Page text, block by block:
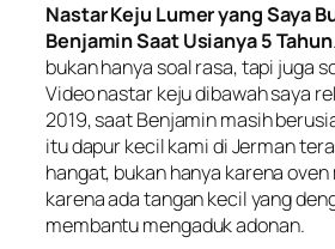
Nastar Keju Lumer yang Saya
Benjamin Saat Usianya 5 Tahun
bukan hanya soal rasa, tapi juga
Video nastar keju dibawah saya
2019, saat Benjamin masih
itu dapur kecil kami di Jerman
hangat, bukan hanya karena
karena ada tangan kecil yang
membantu mengaduk adonan.